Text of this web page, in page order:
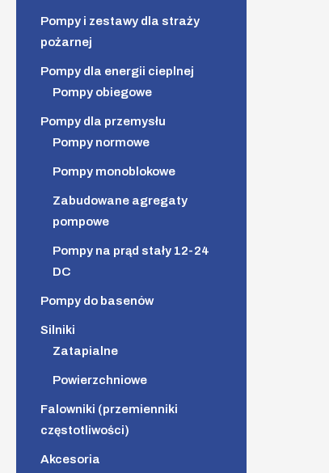
Pompy i zestawy dla straży
pożarnej
Pompy dla energii cieplnej
Pompy obiegowe
Pompy dla przemysłu
Pompy normowe
Pompy monoblokowe
Zabudowane agregaty
pompowe
Pompy na prąd stały 12-24
DC
Pompy do basenów
Silniki
Zatapialne
Powierzchniowe
Falowniki (przemienniki
częstotliwości)
Akcesoria